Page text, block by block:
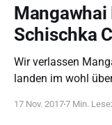
Mangawhai
Schischka
Wir verlassen
landen im wohl
17 Nov. 20177 Min.